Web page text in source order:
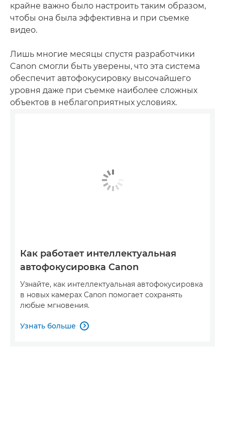
крайне важно было настроить таким образом,
чтобы она была эффективна и при съемке
видео.
Лишь многие месяцы спустя разработчики
Canon смогли быть уверены, что эта система
обеспечит автофокусировку высочайшего
уровня даже при съемке наиболее сложных
объектов в неблагоприятных условиях.
Как работает интеллектуальная
автофокусировка Canon
Узнайте, как интеллектуальная автофокусировка
в новых камерах Canon помогает сохранять
любые мгновения.
Узнать больше 